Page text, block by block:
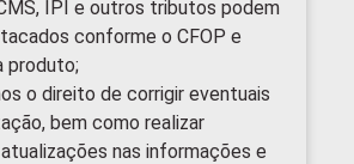
IPI e outros tributos podem
conforme o CFOP e
produto;
o direito de corrigir eventuais
bem como realizar
nas informações e